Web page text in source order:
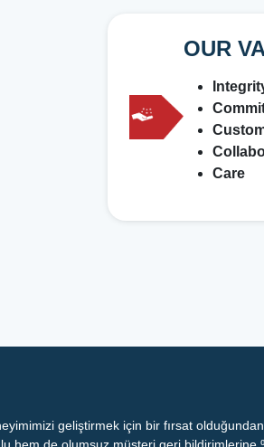
OUR
Care
geliştirmek için bir fırsat